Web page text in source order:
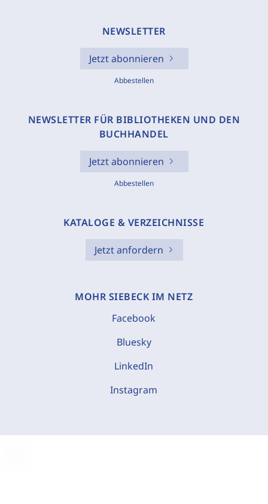
NEWSLETTER
Jetzt abonnieren
Abbestellen
NEWSLETTER FÜR BIBLIOTHEKEN UND DEN
BUCHHANDEL
Jetzt abonnieren
Abbestellen
KATALOGE & VERZEICHNISSE
Jetzt anfordern
MOHR SIEBECK IM NETZ
Facebook
Bluesky
LinkedIn
Instagram